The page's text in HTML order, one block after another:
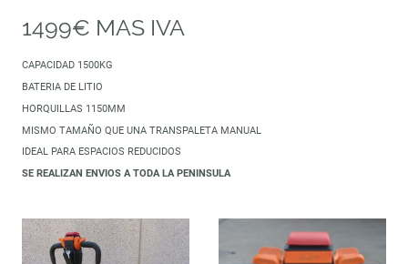
1499€ MAS IVA
CAPACIDAD 1500KG
BATERIA DE LITIO
HORQUILLAS 1150MM
MISMO TAMAÑO QUE UNA TRANSPALETA MANUAL
IDEAL PARA ESPACIOS REDUCIDOS
SE REALIZAN ENVIOS A TODA LA PENINSULA